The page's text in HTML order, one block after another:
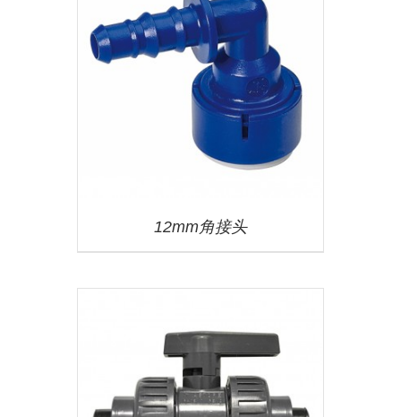
12mm角接头